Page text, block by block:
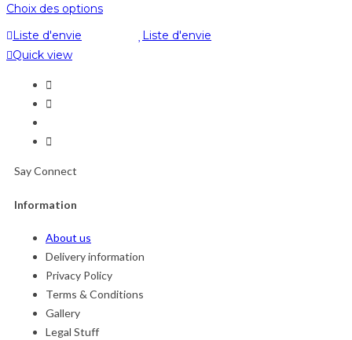
Choix des options
Liste d'envie
Liste d'envie
Quick view
Say Connect
Information
About us
Delivery information
Privacy Policy
Terms & Conditions
Gallery
Legal Stuff